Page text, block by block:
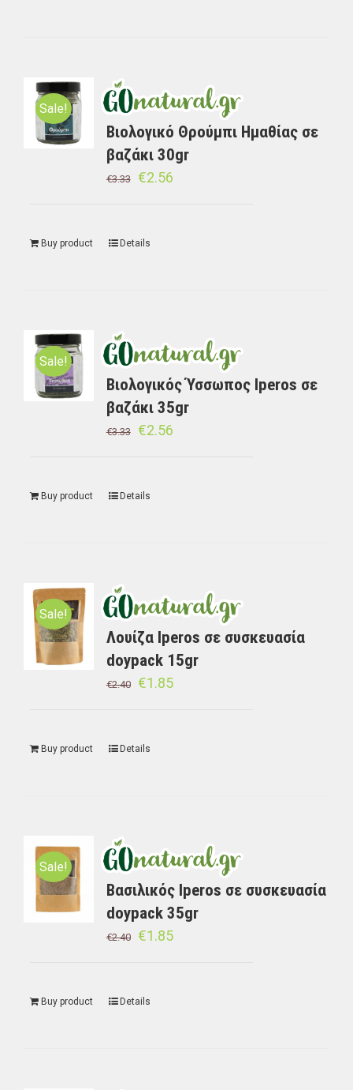
Sale!
Βιολογικό Θρούμπι Ημαθίας σε
βαζάκι 30gr
€3.33 €2.56
Buy product Details
Sale!
Βιολογικός Ύσσωπος Iperos σε
βαζάκι 35gr
€3.33 €2.56
Buy product Details
Sale!
Λουίζα Iperos σε συσκευασία
doypack 15gr
€2.40 €1.85
Buy product Details
Sale!
Βασιλικός Iperos σε συσκευασία
doypack 35gr
€2.40 €1.85
Buy product Details